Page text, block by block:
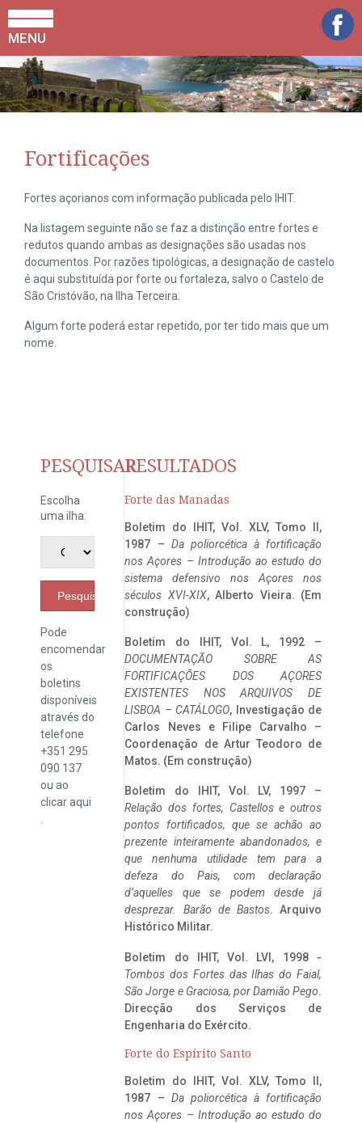
MENU
Fortificações
Fortes açorianos com informação publicada pelo IHIT.
Na listagem seguinte não se faz a distinção entre fortes e
redutos quando ambas as designações são usadas nos
documentos. Por razões tipológicas, a designação de castelo
é aqui substituída por forte ou fortaleza, salvo o Castelo de
São Cristóvão, na Ilha Terceira.
Algum forte poderá estar repetido, por ter tido mais que um
nome.
PESQUISAR
Escolha
uma ilha:
Pesquisar
Pode
encomendar
os
boletins
disponíveis
através do
telefone
+351 295
090 137
ou ao
clicaraqui
RESULTADOS
Forte das Manadas
Boletim do IHIT, Vol. XLV, Tomo II,
1987 – Da poliorcética à fortificação
nos Açores – Introdução ao estudo do
sistema defensivo nos Açores nos
séculos XVI-XIX, Alberto Vieira. (Em
construção)
Boletim do IHIT, Vol. L, 1992 –
DOCUMENTAÇÃO SOBRE AS
FORTIFICAÇÕES DOS AÇORES
EXISTENTES NOS ARQUIVOS DE
LISBOA – CATÁLOGO, Investigação de
Carlos Neves e Filipe Carvalho –
Coordenação de Artur Teodoro de
Matos. (Em construção)
Boletim do IHIT, Vol. LV, 1997 –
Relação dos fortes, Castellos e outros
pontos fortificados, que se achão ao
prezente inteiramente abandonados, e
que nenhuma utilidade tem para a
defeza do Pais, com declaração
d’aquelles que se podem desde já
desprezar. Barão de Bastos. Arquivo
Histórico Militar.
Boletim do IHIT, Vol. LVI, 1998 -
Tombos dos Fortes das Ilhas do Faial,
São Jorge e Graciosa, por Damião Pego.
Direcção dos Serviços de
Engenharia do Exército.
Forte do Espírito Santo
Boletim do IHIT, Vol. XLV, Tomo II,
1987 – Da poliorcética à fortificação
nos Açores – Introdução ao estudo do